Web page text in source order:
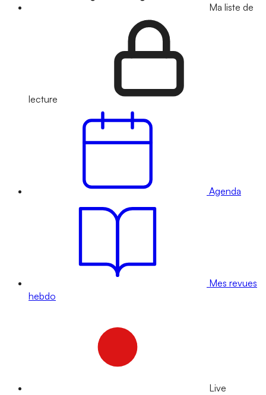
Ma liste de
lecture
Agenda
Mes revues
hebdo
Live